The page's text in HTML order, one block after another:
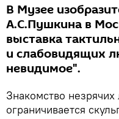
В Музее
А.С.Пушкина в
выставка
и слабовидящих
невидимое".
Знакомство
ограничивается